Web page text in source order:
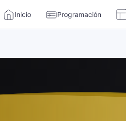
Inicio Programación